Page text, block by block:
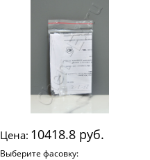
Цена: 10418.8 руб.
Выберите фасовку: